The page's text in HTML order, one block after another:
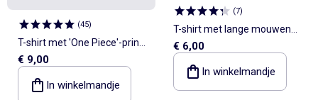
(45)
T-shirt met 'One Piece'-print,
korte mouwen van katoen
€ 9,00
In winkelmandje
(7)
T-shirt met lange mouwen
en animatie
€ 6,00
In winkelmandje